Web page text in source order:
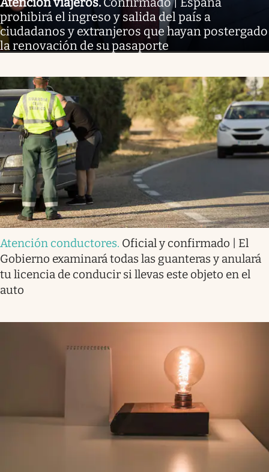
prohibirá el ingreso y salida del país a
ciudadanos y extranjeros que hayan postergado
la renovación de su pasaporte
Atención conductores. Oficial y confirmado | El
Gobierno examinará todas las guanteras y anulará
tu licencia de conducir si llevas este objeto en el
auto